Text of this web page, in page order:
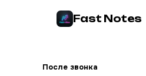
Fast Notes
После звонка